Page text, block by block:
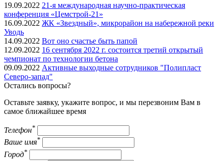
19.09.2022 21-я международная научно-практическая
конференция «Цемстрой-21»
16.09.2022 ЖК «Звездный», микрорайон на набережной реки
Уводь
14.09.2022 Вот оно счастье быть папой
12.09.2022 16 сентября 2022 г. состоится третий открытый
чемпионат по технологии бетона
09.09.2022 Активные выходные сотрудников "Полипласт
Северо-запад"
Остались вопросы?
Оставьте заявку, укажите вопрос, и мы перезвоним Вам в
самое ближайшее время
Телефон*
Ваше имя*
Город*